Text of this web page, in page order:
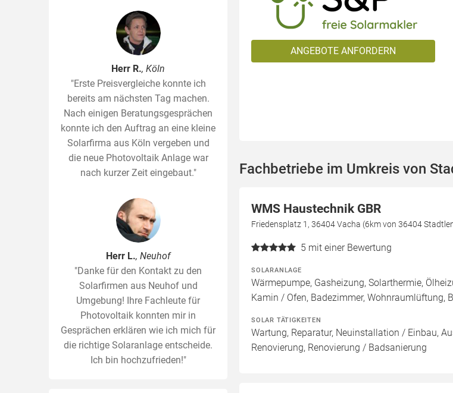
Herr R., Köln
"Erste Preisvergleiche konnte ich
bereits am nächsten Tag machen.
Nach einigen Beratungsgesprächen
konnte ich den Auftrag an eine kleine
Solarfirma aus Köln vergeben und
die neue Photovoltaik Anlage war
nach kurzer Zeit eingebaut."
Herr L., Neuhof
"Danke für den Kontakt zu den
Solarfirmen aus Neuhof und
Umgebung! Ihre Fachleute für
Photovoltaik konnten mir in
Gesprächen erklären wie ich mich für
die richtige Solaranlage entscheide.
Ich bin hochzufrieden!"
ANGEBOTE ANFORDERN
Fachbetriebe im Umkreis von
WMS Haustechnik GBR
Friedensplatz 1, 36404 Vacha (6km von 36404
5 mit einer Bewertung
SOLARANLAGE
Wärmepumpe, Gasheizung, Solarthermie,
Kamin / Ofen, Badezimmer, Wohnraumlüftung,
SOLAR TÄTIGKEITEN
Wartung, Reparatur, Neuinstallation / Einbau,
Renovierung, Renovierung / Badsanierung